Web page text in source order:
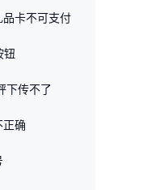
卡不可支付
钮
下传不了
正确